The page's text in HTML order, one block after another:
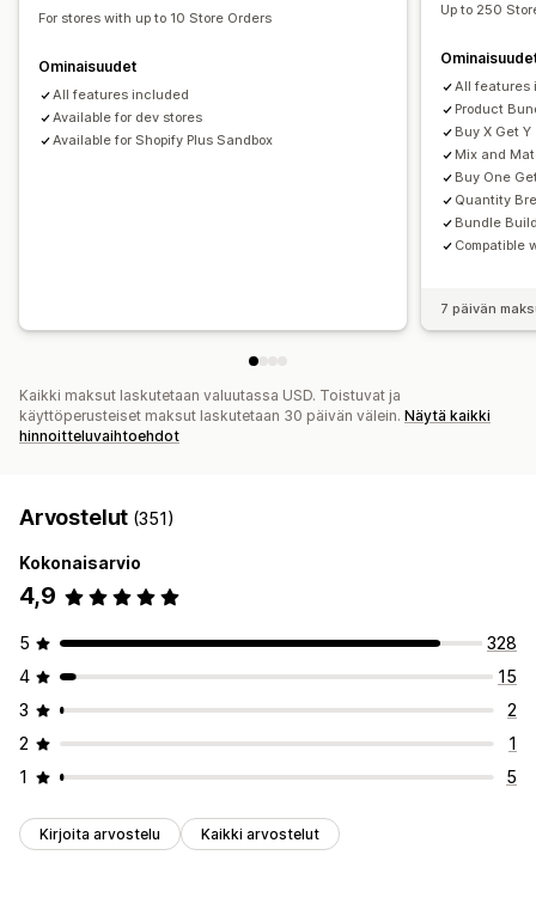
Määräalennukset
Kiinteät alennukset
Kaksi yhden hinnalla Tukkuerät
Muokkaustyökalu
Käynnistimet ja säännöt
Analytiikka
For stores with up to 10 Store Orders
Ominaisuudet
All features included
Available for dev stores
Available for Shopify Plus Sandbox
Up to 250
All features
Product
Buy X Get Y
Mix and
Buy One
Quantity
Bundle
Compatible
7 päivän
Kaikki maksut laskutetaan valuutassa USD. Toistuvat ja
käyttöperusteiset maksut laskutetaan 30 päivän välein. Näytä kaikki
hinnoitteluvaihtoehdot
Arvostelut (351)
Kokonaisarvio
4,9
5
328
4
15
3
2
2
1
1
5
Kirjoita arvostelu Kaikki arvostelut